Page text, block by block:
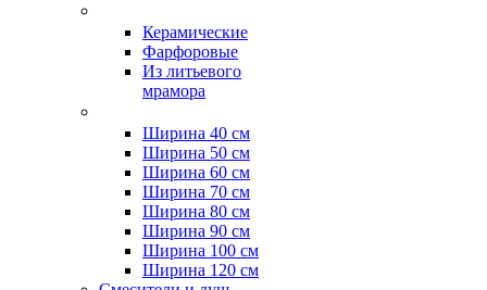
Керамические
Фарфоровые
Из литьевого
мрамора
Ширина 40 см
Ширина 50 см
Ширина 60 см
Ширина 70 см
Ширина 80 см
Ширина 90 см
Ширина 100 см
Ширина 120 см